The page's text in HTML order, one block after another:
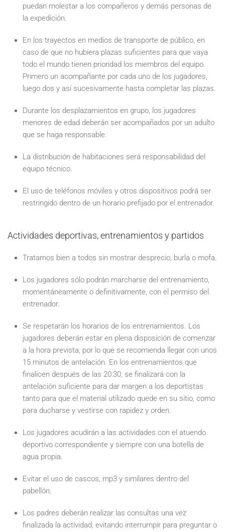
puedan molestar a los compañeros y demás personas de
la expedición.
En los trayectos en medios de transporte de público, en
caso de que no hubiera plazas suficientes para que vaya
todo el mundo tienen prioridad los miembros del equipo.
Primero un acompañante por cada uno de los jugadores,
luego dos y así sucesivamente hasta completar las plazas.
Durante los desplazamientos en grupo, los jugadores
menores de edad deberán ser acompañados por un adulto
que se haga responsable.
La distribución de habitaciones será responsabilidad del
equipo técnico.
El uso de teléfonos móviles y otros dispositivos podrá ser
restringido dentro de un horario prefijado por el entrenador.
Actividades deportivas, entrenamientos y partidos
Tratamos bien a todos sin mostrar desprecio, burla o mofa.
Los jugadores sólo podrán marcharse del entrenamiento,
momentáneamente o definitivamente, con el permiso del
entrenador.
Se respetarán los horarios de los entrenamientos. Los
jugadores deberán estar en plena disposición de comenzar
a la hora prevista, por lo que se recomienda llegar con unos
15 minutos de antelación. En los entrenamientos que
finalicen después de las 20:30, se finalizará con la
antelación suficiente para dar margen a los deportistas
tanto para que el material utilizado quede en su sitio, como
para ducharse y vestirse con rapidez y orden.
Los jugadores acudirán a las actividades con el atuendo
deportivo correspondiente y siempre con una botella de
agua propia.
Evitar el uso de cascos, mp3 y similares dentro del
pabellón.
Los padres deberán realizar las consultas una vez
finalizada la actividad, evitando interrumpir para preguntar o